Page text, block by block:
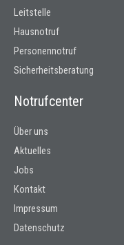
Leitstelle
Hausnotruf
Personennotruf
Sicherheitsberatung
Notrufcenter
Über uns
Aktuelles
Jobs
Kontakt
Impressum
Datenschutz